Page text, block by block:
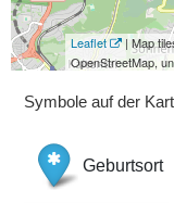
Leaflet
| Map
OpenStreetMap,
Symbole auf der
Geburtsort